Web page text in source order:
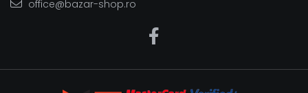
office@bazar-shop.ro